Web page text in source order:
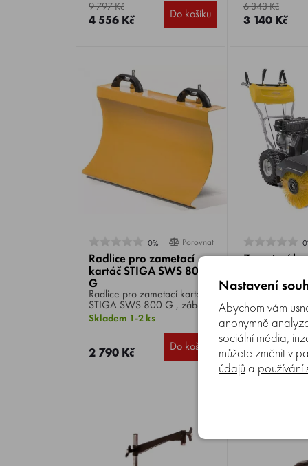
hmotnost 3,5 kg.
9 797 Kč
4 556 Kč Do košíku
hmotnost 2,9 kg.
6 343 Kč
3 140 Kč
0% Porovnat
Radlice pro zametací
kartáč STIGA SWS 800
G
Radlice pro zametací kartáč
STIGA SWS 800 G , záběr
80 cm.
Skladem 1-2 ks
2 790 Kč Do košíku
Zametací
Zametací kartáč
SWS 800 G ,
SM70, výkon
záběru 80
kartáče 34,5
kg.
Skladem 1-2 ks
25 690 Kč
23 027 Kč
Nastavení
Abychom vám
anonymně
sociální média,
můžete změnit v
údajů a používání